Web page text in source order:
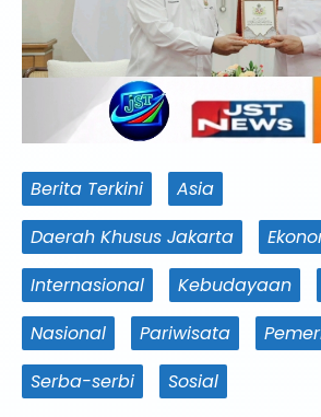
Berita Terkini
Asia
Daerah Khusus Jakarta
Internasional
Kebudayaan
Nasional
Pariwisata
Serba-serbi
Sosial